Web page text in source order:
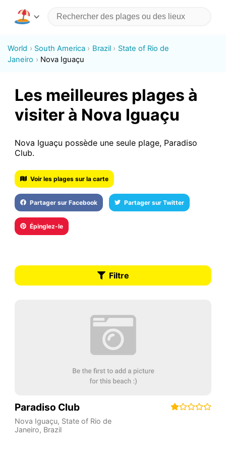
World South America Brazil
State of Rio de
Janeiro
Nova Iguaçu
Les meilleures plages à
visiter à Nova Iguaçu
Nova Iguaçu possède une seule plage, Paradiso
Club.
Voir les plages sur la carte
Partager sur Facebook Partager sur Twitter
Épinglez-le
Filtre
Paradiso Club
Nova Iguaçu, State of Rio de
Janeiro, Brazil